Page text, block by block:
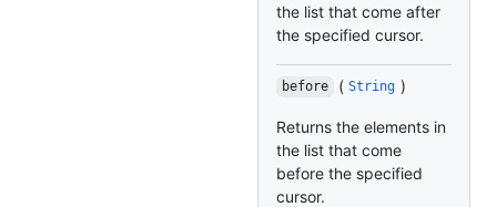
the list that come after
the specified cursor.
before ( String )
Returns the elements in
the list that come
before the specified
cursor.